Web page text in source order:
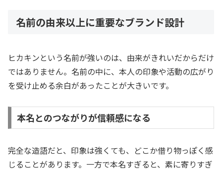
名前の由来以上に重要なブランド設計
ヒカキンという名前が強いのは、由来がきれいだからだけ
ではありません。名前の中に、本人の印象や活動の広がり
を受け止める余白があったことが大きいです。
本名とのつながりが信頼感になる
完全な造語だと、印象は強くても、どこか借り物っぽく感
じることがあります。一方で本名すぎると、素に寄りすぎ